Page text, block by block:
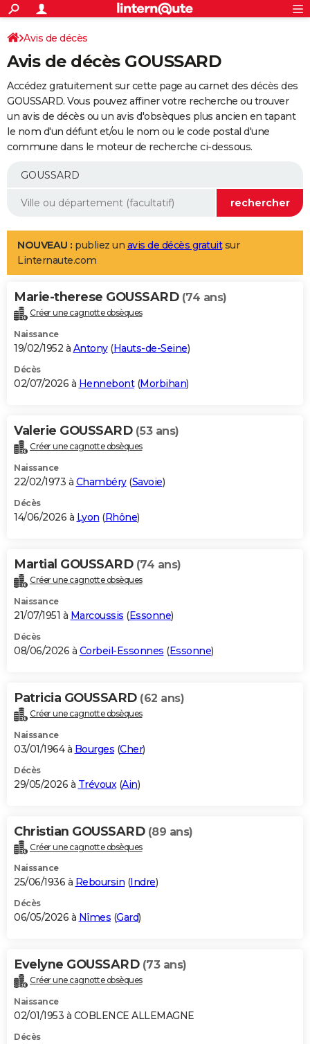
ACTUALITÉS
Politique
Société
Faits Divers
Education
Monde
Villes
+
SPORT
Coupe du monde 2026
Football
Tennis
Cyclisme
Rugby
Forum
Programme TV
TNT
Streaming
Cinéma
Sorties cinéma
Musique
+
FINANCE
Impôts
Immobilier
Risques naturels par ville
Banque
Assurance
Crédit
AUTO
Essais
Réserver un essai
Citadines
Berlines
SUV
Forum auto
+
Mobiles
Meilleur smartphone
Internet
Ordinateurs
Jeux vidéo
Guide high-tech
Aménagement intérieur
LIFESTYLE
Art de vivre
Bien-être
Loisirs
Mode
Modes de vie
Alimentation
Guide de la santé
Maladies
Médicaments
Sommeil
VOYAGE
Destinations
City break
Voyage nature
Voyage de noces
Forum
Climat
+PHOTO
GUIDES D'ACHAT
BONS PLANS
Carte de Noël
Carte Bonne année
Carte Saint-Valentin
Carte Pâques
Carte d'anniversaire
DICTIONNAIRE
Dictionnaire
Biographies
Citations
Expressions
Proverbes
PROGRAMME TV
S'inscrire
Se connecter
Lycées
Collèges
Primaires
Universités
Entreprises
Service militaire
Avis de recherche
AVIS DE DÉCÈS
Bricolage
Lifestyle
Culture
Sport
Auto
Television
Voyage
Cinema
Avis de décès
Avis de décès GOUSSARD
Accédez gratuitement sur cette page au carnet des décès des
GOUSSARD. Vous pouvez affiner votre recherche ou trouver
un avis de décès ou un avis d'obsèques plus ancien en tapant
le nom d'un défunt et/ou le nom ou le code postal d'une
commune dans le moteur de recherche ci-dessous.
NOUVEAU : publiez un avis de décès gratuitsur
Linternaute.com
Marie-therese GOUSSARD (74 ans)
Créer une cagnotte obsèques
Naissance
19/02/1952 à Antony(Hauts-de-Seine)
Décès
02/07/2026 à Hennebont(Morbihan)
Valerie GOUSSARD (53 ans)
Créer une cagnotte obsèques
Naissance
22/02/1973 à Chambéry(Savoie)
Décès
14/06/2026 à Lyon (Rhône)
Martial GOUSSARD (74 ans)
Créer une cagnotte obsèques
Naissance
21/07/1951 à Marcoussis (Essonne)
Décès
08/06/2026 à Corbeil-Essonnes (Essonne)
Patricia GOUSSARD (62 ans)
Créer une cagnotte obsèques
Naissance
03/01/1964 à Bourges (Cher)
Décès
29/05/2026 à Trévoux (Ain)
Christian GOUSSARD (89 ans)
Créer une cagnotte obsèques
Naissance
25/06/1936 à Reboursin (Indre)
Décès
06/05/2026 à Nîmes (Gard)
Evelyne GOUSSARD (73 ans)
Créer une cagnotte obsèques
Naissance
02/01/1953 à COBLENCE ALLEMAGNE
Décès